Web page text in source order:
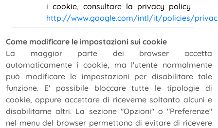
i cookie, consultare la privacy policy
http://www.google.com/intl/it/policies/
Come modificare le impostazioni sui cookie
La maggior parte dei browser accetta
automaticamente i cookie, ma l'utente normalmente
può modificare le impostazioni per disabilitare tale
funzione. E' possibile bloccare tutte le tipologie di
cookie, oppure accettare di riceverne soltanto alcuni e
disabilitarne altri. La sezione "Opzioni" o "Preferenze"
nel menu del browser permettono di evitare di ricevere